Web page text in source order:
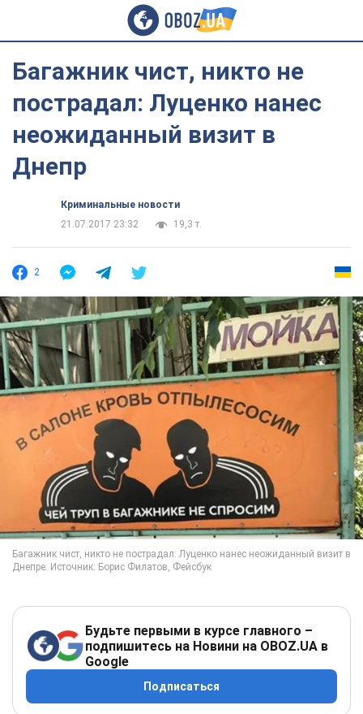
Багажник чист, никто не
пострадал: Луценко нанес
неожиданный визит в
Днепр
Криминальные новости
21.07.2017 23:32
19,3 т.
2
Будьте первыми в курсе главного –
подпишитесь на Новини на OBOZ.UA в
Google
Подписаться